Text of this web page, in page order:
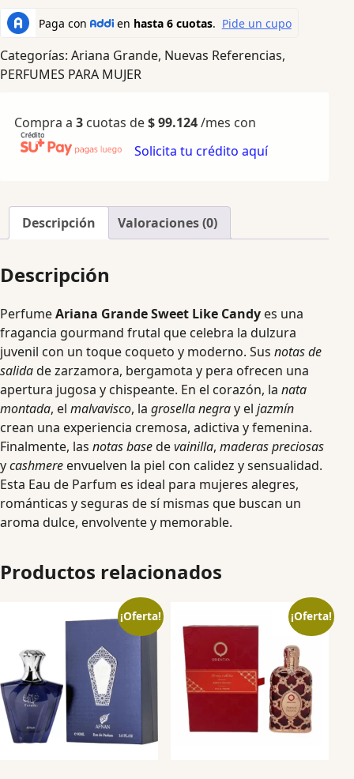
Categorías: Ariana Grande, Nuevas Referencias,
PERFUMES PARA MUJER
Compra a 3 cuotas de$99.124/mes con
Solicita tu crédito aquí
Descripción Valoraciones (0)
Descripción
PerfumeAriana Grande Sweet Like Candy es una
fragancia gourmand frutal que celebra la dulzura
juvenil con un toque coqueto y moderno. Sus notas de
salidade zarzamora, bergamota y pera ofrecen una
apertura jugosa y chispeante. En el corazón, la nata
montada, el malvavisco, la grosella negray el jazmín
crean una experiencia cremosa, adictiva y femenina.
Finalmente, las notas basedevainilla, maderas preciosas
ycashmere envuelven la piel con calidez y sensualidad.
Esta Eau de Parfum es ideal para mujeres alegres,
románticas y seguras de sí mismas que buscan un
aroma dulce, envolvente y memorable.
Productos relacionados
¡Oferta! ¡Oferta!